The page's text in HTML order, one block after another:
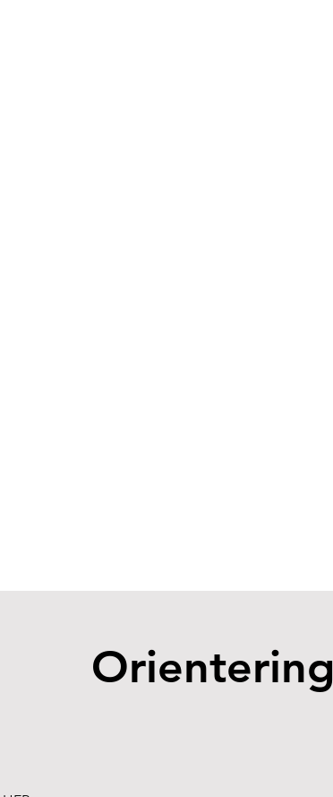
Orientering